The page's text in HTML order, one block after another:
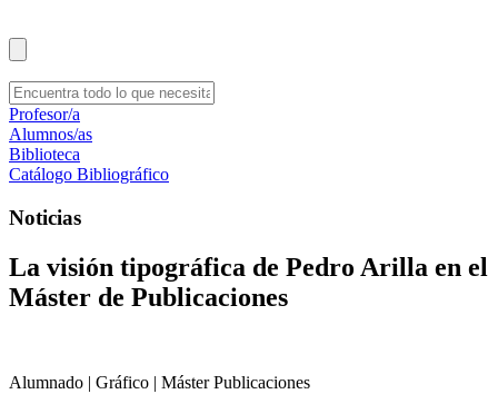
Profesor/a
Alumnos/as
Biblioteca
Catálogo Bibliográfico
Noticias
La visión tipográfica de Pedro Arilla en el
Máster de Publicaciones
Alumnado | Gráfico | Máster Publicaciones